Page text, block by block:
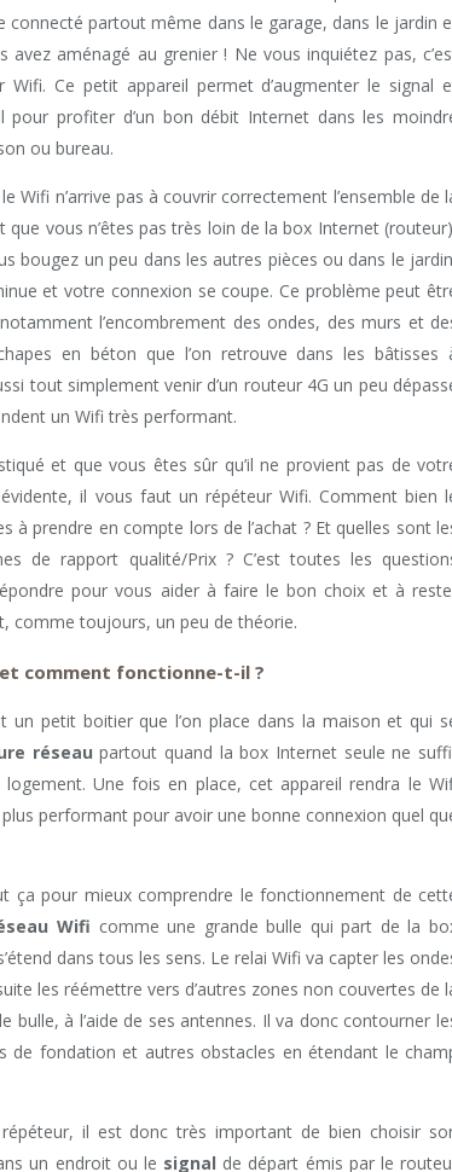
connecté partout même dans le garage, dans le jardin
avez aménagé au grenier ! Ne vous inquiétez pas,
Wifi. Ce petit appareil permet d’augmenter le signal
pour profiter d’un bon débit Internet dans les
ou bureau.
Wifi n’arrive pas à couvrir correctement l’ensemble de
vous n’êtes pas très loin de la box Internet
bougez un peu dans les autres pièces ou dans le
et votre connexion se coupe. Ce problème peut
l’encombrement des ondes, des murs et
en béton que l’on retrouve dans les bâtisses
tout simplement venir d’un routeur 4G un peu
un Wifi très performant.
et que vous êtes sûr qu’il ne provient pas de
il vous faut un répéteur Wifi. Comment bien
à prendre en compte lors de l’achat ? Et quelles sont
de rapport qualité/Prix ? C’est toutes les
pour vous aider à faire le bon choix et à
comme toujours, un peu de théorie.
et comment fonctionne-t-il ?
petit boitier que l’on place dans la maison et qui
réseau partout quand la box Internet seule ne
Une fois en place, cet appareil rendra le
performant pour avoir une bonne connexion quel
ça pour mieux comprendre le fonctionnement de
Wifi comme une grande bulle qui part de la
dans tous les sens. Le relai Wifi va capter les
les réémettre vers d’autres zones non couvertes de
bulle, à l’aide de ses antennes. Il va donc contourner
de fondation et autres obstacles en étendant le
il est donc très important de bien choisir
un endroit ou le signal de départ émis par le